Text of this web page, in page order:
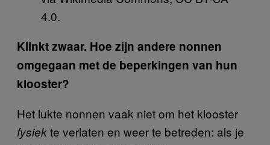
4.0.
Klinkt zwaar. Hoe zijn andere nonnen
omgegaan met de beperkingen van hun
klooster?
Het lukte nonnen vaak niet om het klooster
fysiekte verlaten en weer te betreden: als je